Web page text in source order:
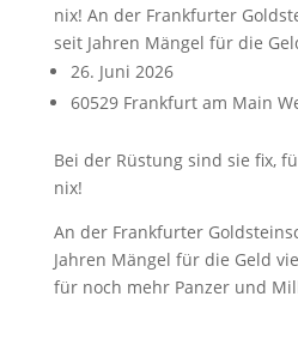
nix! An der Frankfurter
seit Jahren Mängel für die
26. Juni 2026
60529 Frankfurt am Main
Bei der Rüstung sind sie fix,
nix!
An der Frankfurter
Jahren Mängel für die Geld
für noch mehr Panzer und